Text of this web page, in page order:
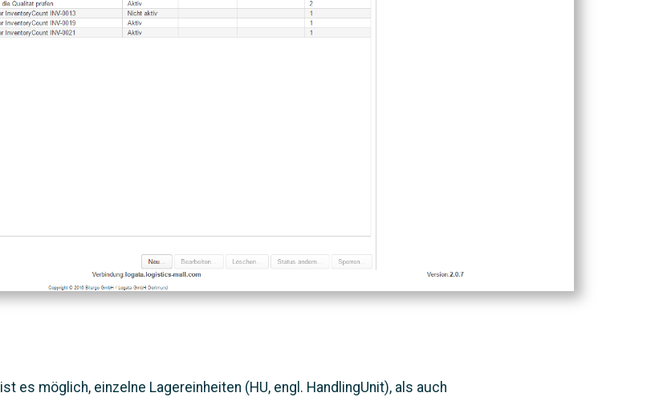
ist es möglich, einzelne Lagereinheiten (HU, engl. HandlingUnit), als auch